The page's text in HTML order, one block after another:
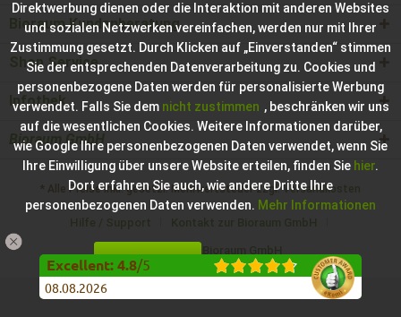
Bioraum Kundenberatung
Shop Service
Infothek
Bioraum GmbH
* Alle Preise inkl. gesetzl. Mehrwertsteuer zzgl.Versandkosten
Hilfe / Support Kontakt zur Bioraum GmbH
Impressum der Bioraum GmbH
Copyright © Bioraum GmbH - Alle Rechte vorbehalten.
Direktwerbung dienen oder die Interaktion mit anderen Websites
und sozialen Netzwerken vereinfachen, werden nur mit Ihrer
Zustimmung gesetzt. Durch Klicken auf „Einverstanden“ stimmen
Sie der entsprechenden Datenverarbeitung zu. Cookies und
personenbezogene Daten werden für personalisierte Werbung
verwendet. Falls Sie dem nicht zustimmen , beschränken wir uns
auf die wesentlichen Cookies. Weitere Informationen darüber,
wie Google Ihre personenbezogenen Daten verwendet, wenn Sie
Ihre Einwilligung über unsere Website erteilen, finden Sie hier.
Dort erfahren Sie auch, wie andere Dritte Ihre
personenbezogenen Daten verwenden. Mehr Informationen
Einverstanden Konfigurieren
Excellent: 4.8/5
08.08.2026